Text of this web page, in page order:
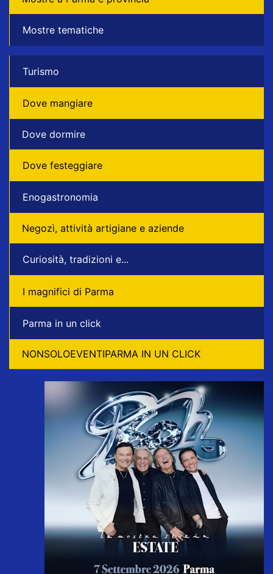
Mostre tematiche
Turismo
Dove mangiare
Dove dormire
Dove festeggiare
Enogastronomia
Negozì, attività artigiane e aziende
Curiosità, tradizioni e...
I magnifici di Parma
Parma in un click
NONSOLOEVENTIPARMA IN UN CLICK